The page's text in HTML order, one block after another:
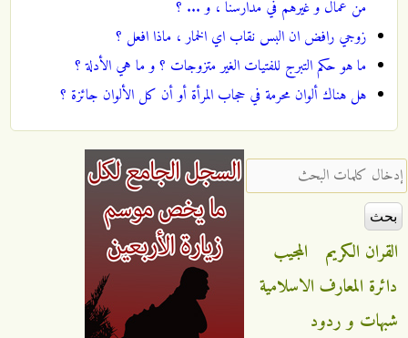
من عمال و غيرهم في مدارسنا ، و ... ؟
زوجي رافض ان البس نقاب اي الخمار ، ماذا افعل ؟
ما هو حكم التبرج للفتيات الغير متزوجات ؟ و ما هي الأدلة ؟
هل هناك ألوان محرمة في حجاب المرأة أو أن كل الألوان جائزة ؟
‏إدخال كلمات البحث ‏
القران الكريم
المجيب
دائرة المعارف الاسلامية
شبهات و ردود